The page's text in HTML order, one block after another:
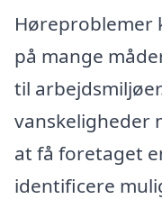
Høreproblemer
på mange
til
vanskeligheder
at få foretaget
identificere